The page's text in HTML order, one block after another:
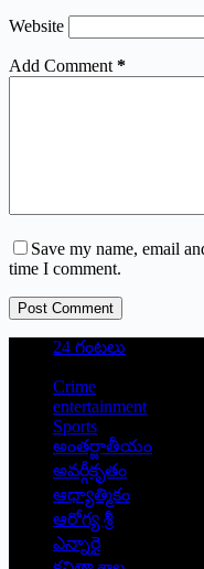
Website
Add Comment *
Save my name, email
time I comment.
Post Comment
24 గంటలు
Crime
entertainment
Sports
అంతర్జాతీయం
అవర్గీకృతం
ఆధ్యాత్మికం
ఆరోగ్య శ్రీ
ఎన్నారై